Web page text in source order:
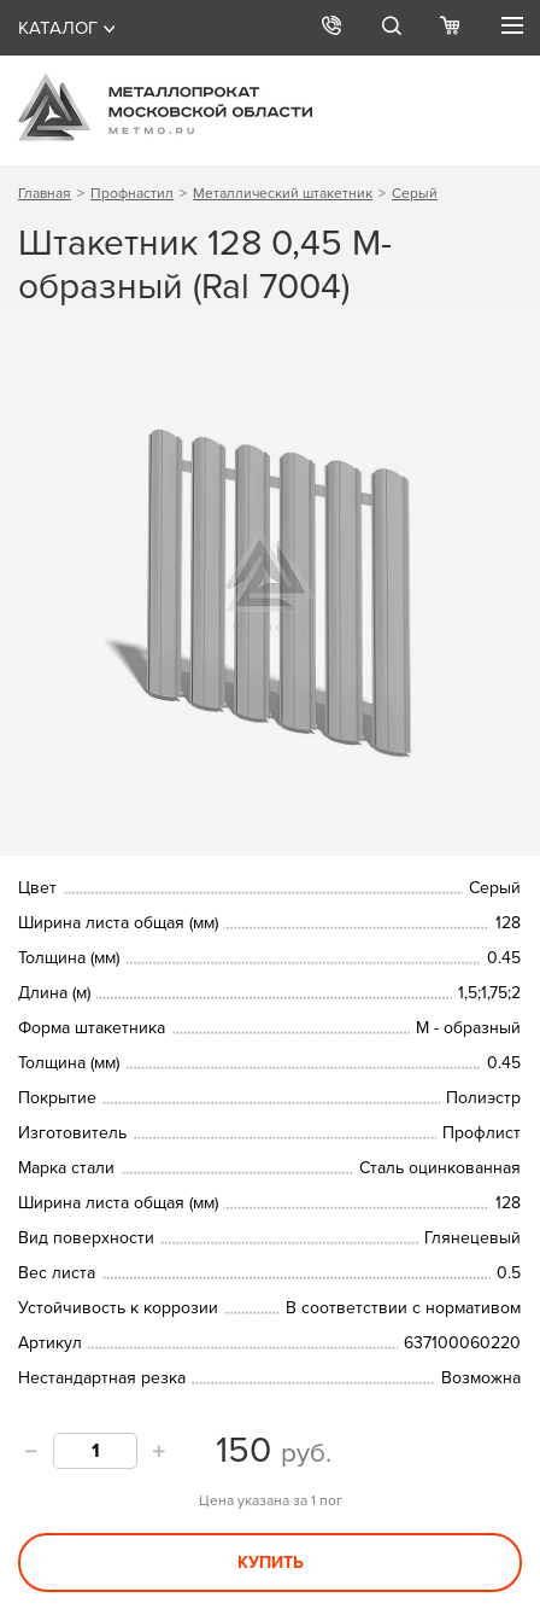
КАТАЛОГ
Главная Профнастил Металлический штакетник Серый
Штакетник 128 0,45 М-
образный (Ral 7004)
Цвет
Серый
Ширина листа общая (мм)
128
Толщина (мм)
0.45
Длина (м)
1,5;1,75;2
Форма штакетника
М - образный
Толщина (мм)
0.45
Покрытие
Полиэстр
Изготовитель
Профлист
Марка стали
Сталь оцинкованная
Ширина листа общая (мм)
128
Вид поверхности
Глянецевый
Вес листа
0.5
Устойчивость к коррозии
В соответствии с нормативом
Артикул
637100060220
Нестандартная резка
Возможна
150 руб.
Цена указана за 1 пог
КУПИТЬ